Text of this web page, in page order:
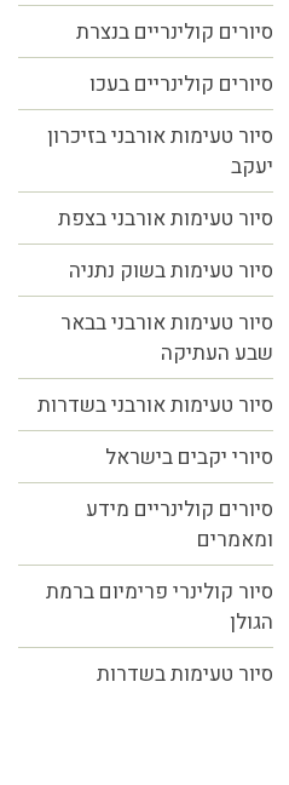
סיורים קולינריים בנצרת
סיורים קולינריים בעכו
סיור טעימות אורבני בזיכרון
יעקב
סיור טעימות אורבני בצפת
סיור טעימות בשוק נתניה
סיור טעימות אורבני בבאר
שבע העתיקה
סיור טעימות אורבני בשדרות
סיורי יקבים בישראל
סיורים קולינריים מידע
ומאמרים
סיור קולינרי פרימיום ברמת
הגולן
סיור טעימות בשדרות